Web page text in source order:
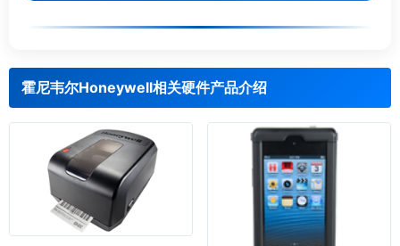
霍尼韦尔Honeywell相关硬件产品介绍